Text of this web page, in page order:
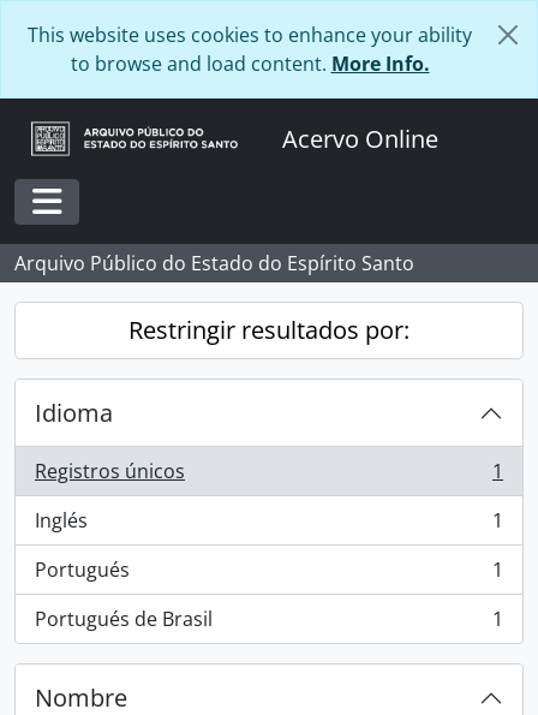
This website uses cookies to enhance your ability
to browse and load content. More Info.
Acervo Online
Toggle navigation
Arquivo Público do Estado do Espírito Santo
Restringir resultados por:
Idioma
Registros únicos
, 1 resultados
1
Inglés
, 1 resultados
1
Portugués
, 1 resultados
1
Portugués de Brasil
, 1 resultados 1
Nombre